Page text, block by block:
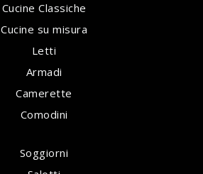
Cucine Classiche
Cucine su misura
Letti
Armadi
Camerette
Comodini
Soggiorni